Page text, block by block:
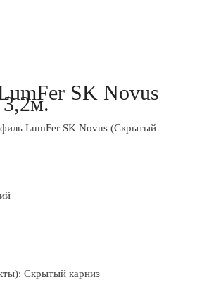
SK Novus
LumFer SK Novus (Скрытый
Скрытый карниз